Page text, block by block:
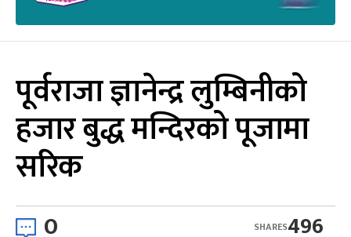
पूर्वराजा ज्ञानेन्द्र लुम्बिनीको
हजार बुद्ध मन्दिरको पूजामा
सरिक
0 496
SHARES